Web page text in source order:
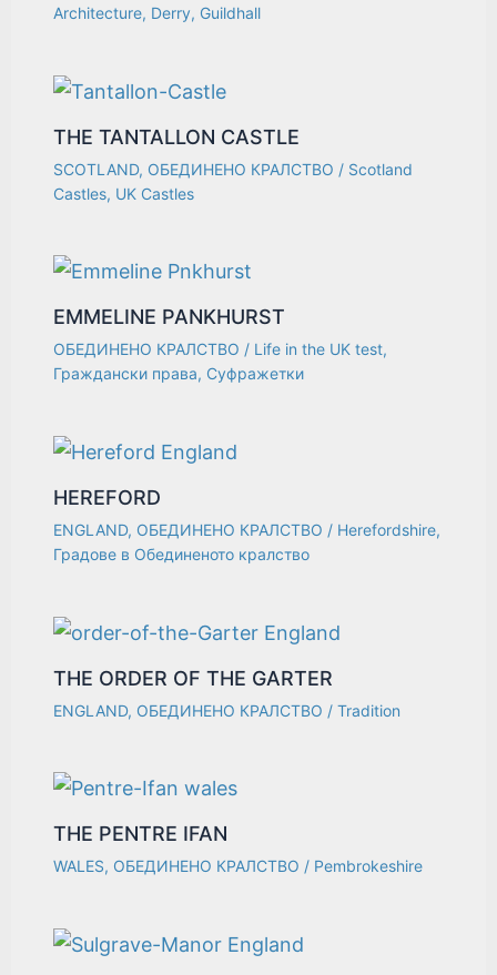
Architecture, Derry, Guildhall
THE TANTALLON CASTLE
SCOTLAND, ОБЕДИНЕНО КРАЛСТВО / Scotland
Castles, UK Castles
EMMELINE PANKHURST
ОБЕДИНЕНО КРАЛСТВО / Life in the UK test,
Граждански права, Суфражетки
HEREFORD
ENGLAND, ОБЕДИНЕНО КРАЛСТВО / Herefordshire,
Градове в Обединеното кралство
THE ORDER OF THE GARTER
ENGLAND, ОБЕДИНЕНО КРАЛСТВО /Tradition
THE PENTRE IFAN
WALES, ОБЕДИНЕНО КРАЛСТВО / Pembrokeshire